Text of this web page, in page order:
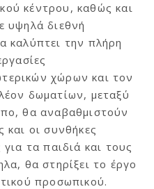
κέντρου, καθώς και
υψηλά διεθνή
καλύπτει την πλήρη
χώρων και τον
δωματίων, μεταξύ
θα αναβαθμιστούν
και οι συνθήκες
τα παιδιά και τους
θα στηρίξει το έργο
προσωπικού.